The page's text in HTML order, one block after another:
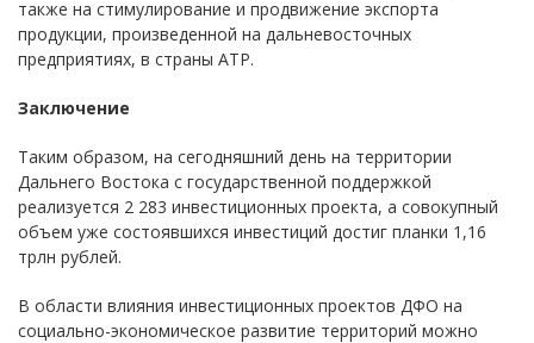
также на стимулирование и продвижение экспорта
продукции, произведенной на дальневосточных
предприятиях, в страны АТР.
Заключение
Таким образом, на сегодняшний день на территории
Дальнего Востока с государственной поддержкой
реализуется 2 283 инвестиционных проекта, а совокупный
объем уже состоявшихся инвестиций достиг планки 1,16
трлн рублей.
В области влияния инвестиционных проектов ДФО на
социально-экономическое развитие территорий можно